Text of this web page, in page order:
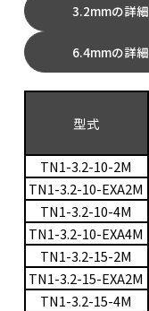
3.2mmの詳細
6.4mmの詳細
型式
TN1-3.2-10-2M
TN1-3.2-10-EXA2M
TN1-3.2-10-4M
TN1-3.2-10-EXA4M
TN1-3.2-15-2M
TN1-3.2-15-EXA2M
TN1-3.2-15-4M